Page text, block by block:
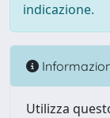
indicazione.
Utilizza